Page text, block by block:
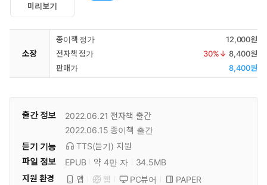
미리보기
소장
종이책 정가
12,000원
전자책 정가
30%↓ 8,400원
판매가
8,400원
출간 정보 2022.06.21 전자책 출간
2022.06.15 종이책 출간
듣기 기능
TTS(듣기) 지원
파일 정보
EPUB 약 4만 자
34.5MB
지원 환경
앱 웹 PC뷰어
PAPER